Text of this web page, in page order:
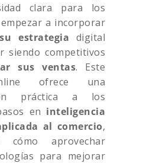
clara para los
a incorporar
estrategia digital
siendo competitivos
sus ventas. Este
ofrece una
práctica a los
en inteligencia
al comercio,
cómo aprovechar
para mejorar